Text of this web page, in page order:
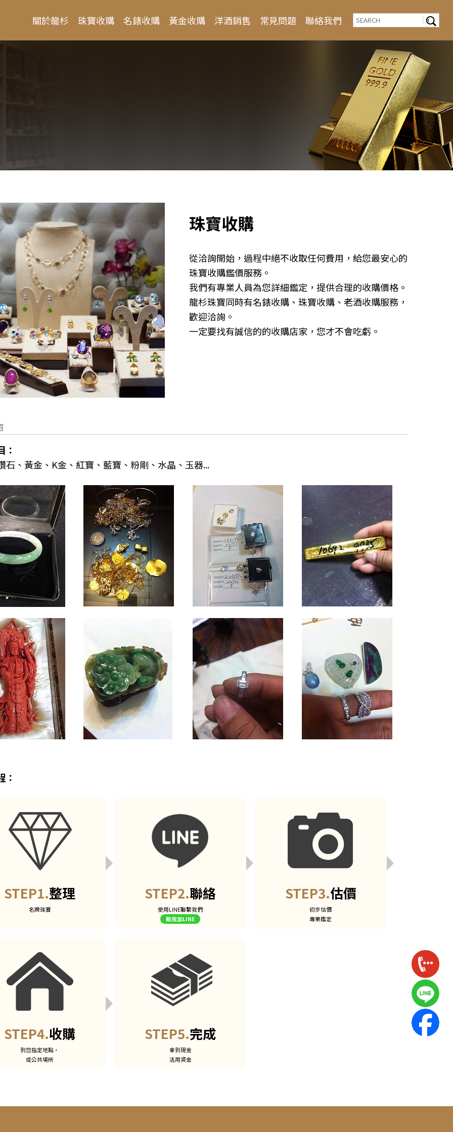
關於龍杉 珠寶收購 名錶收購 黃金收購 洋酒銷售 常見問題 聯絡我們
珠寶收購
從洽詢開始，過程中絕不收取任何費用，給您最安心的
珠寶收購鑑價服務。
我們有專業人員為您詳細鑑定，提供合理的收購價格。
龍杉珠寶同時有名錶收購、珠寶收購、老酒收購服務，
歡迎洽詢。
一定要找有誠信的的收購店家，您才不會吃虧。
：
石、黃金、K金、紅寶、藍寶、粉剛、水晶、玉器...
：
STEP1.整理
名牌珠寶
STEP2.聯絡
使用LINE聯繫我們
點我加LINE
STEP3.估價
初步估價
專業鑑定
STEP4.收購
到您指定地點，
或公共場所
STEP5.完成
拿到現金
活用資金